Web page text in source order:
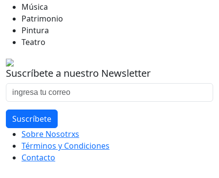
Música
Patrimonio
Pintura
Teatro
Suscríbete a nuestro Newsletter
Sobre Nosotrxs
Términos y Condiciones
Contacto